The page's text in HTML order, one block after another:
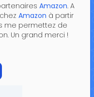
Amazon. A
Amazon à partir
me permettez de
Un grand merci !